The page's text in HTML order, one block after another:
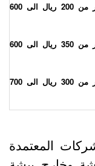
يتراوح السعر من 200 ريال الى 600
يتراوح السعر من 350 ريال الى 600
يتراوح السعر من 300 ريال الى 700
المعتمدة